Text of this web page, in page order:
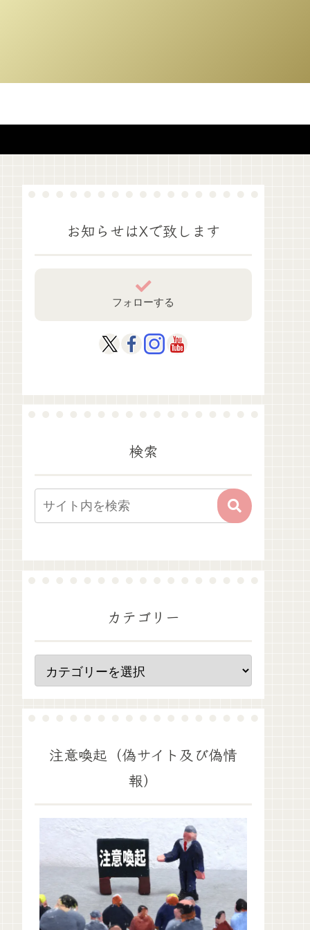
お知らせはXで致します
フォローする
検索
カテゴリー
注意喚起（偽サイト及び偽情
報）